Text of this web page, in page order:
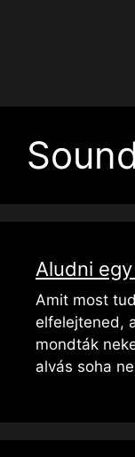
Aludni
Amit most
elfelejtened,
mondták
alvás soha